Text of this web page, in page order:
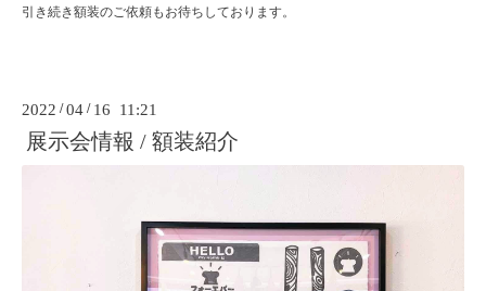
引き続き額装のご依頼もお待ちしております。
2022 /04 / 16 11:21
展示会情報 / 額装紹介